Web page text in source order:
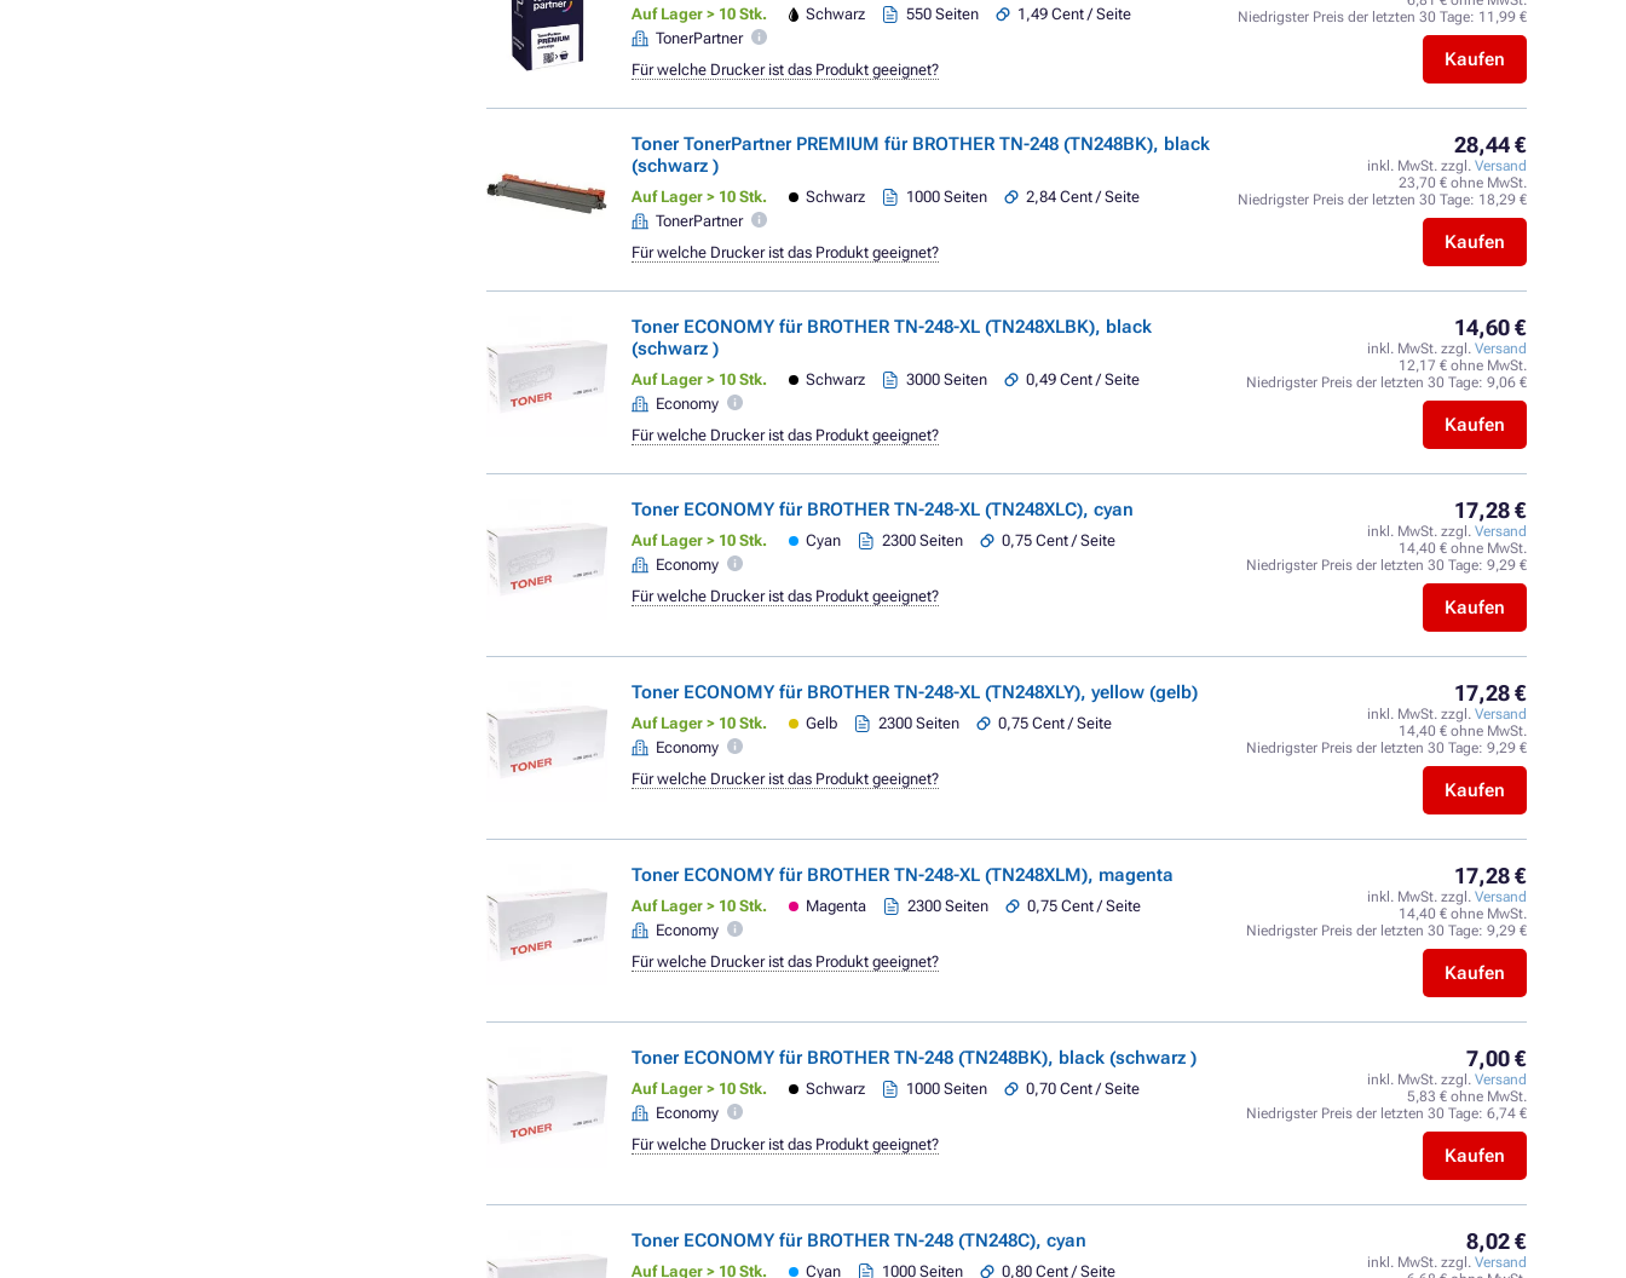
Auf Lager > 10 Stk. Schwarz 550 Seiten
1,49 Cent / Seite
TonerPartner
Niedrigster Preis der letzten 30 Tage: 11,99 €
Kaufen
Für welche Drucker ist das Produkt geeignet?
Toner TonerPartner PREMIUM für BROTHER TN-248 (TN248BK), black
(schwarz )
Auf Lager > 10 Stk. Schwarz 1000 Seiten
2,84 Cent / Seite
TonerPartner
28,44 €
inkl. MwSt. zzgl. Versand
23,70 € ohne MwSt.
Niedrigster Preis der letzten 30 Tage: 18,29 €
Kaufen
Für welche Drucker ist das Produkt geeignet?
Toner ECONOMY für BROTHER TN-248-XL (TN248XLBK), black
(schwarz )
Auf Lager > 10 Stk. Schwarz 3000 Seiten
0,49 Cent / Seite
Economy
14,60 €
inkl. MwSt. zzgl. Versand
12,17 € ohne MwSt.
Niedrigster Preis der letzten 30 Tage: 9,06 €
Kaufen
Für welche Drucker ist das Produkt geeignet?
Toner ECONOMY für BROTHER TN-248-XL (TN248XLC), cyan
Auf Lager > 10 Stk. Cyan 2300 Seiten
0,75 Cent / Seite
Economy
17,28 €
inkl. MwSt. zzgl. Versand
14,40 € ohne MwSt.
Niedrigster Preis der letzten 30 Tage: 9,29 €
Kaufen
Für welche Drucker ist das Produkt geeignet?
Toner ECONOMY für BROTHER TN-248-XL (TN248XLY), yellow (gelb)
Auf Lager > 10 Stk. Gelb 2300 Seiten
0,75 Cent / Seite
Economy
17,28 €
inkl. MwSt. zzgl. Versand
14,40 € ohne MwSt.
Niedrigster Preis der letzten 30 Tage: 9,29 €
Kaufen
Für welche Drucker ist das Produkt geeignet?
Toner ECONOMY für BROTHER TN-248-XL (TN248XLM), magenta
Auf Lager > 10 Stk. Magenta 2300 Seiten
0,75 Cent / Seite
Economy
17,28 €
inkl. MwSt. zzgl. Versand
14,40 € ohne MwSt.
Niedrigster Preis der letzten 30 Tage: 9,29 €
Kaufen
Für welche Drucker ist das Produkt geeignet?
Toner ECONOMY für BROTHER TN-248 (TN248BK), black (schwarz )
Auf Lager > 10 Stk. Schwarz 1000 Seiten
0,70 Cent / Seite
Economy
7,00 €
inkl. MwSt. zzgl. Versand
5,83 € ohne MwSt.
Niedrigster Preis der letzten 30 Tage: 6,74 €
Kaufen
Für welche Drucker ist das Produkt geeignet?
Toner ECONOMY für BROTHER TN-248 (TN248C), cyan
Auf Lager > 10 Stk. Cyan 1000 Seiten 0,80 Cent / Seite
8,02 €
inkl. MwSt. zzgl. Versand